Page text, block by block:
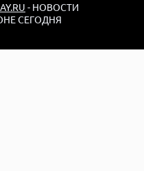
- НОВОСТИ
СЕГОДНЯ